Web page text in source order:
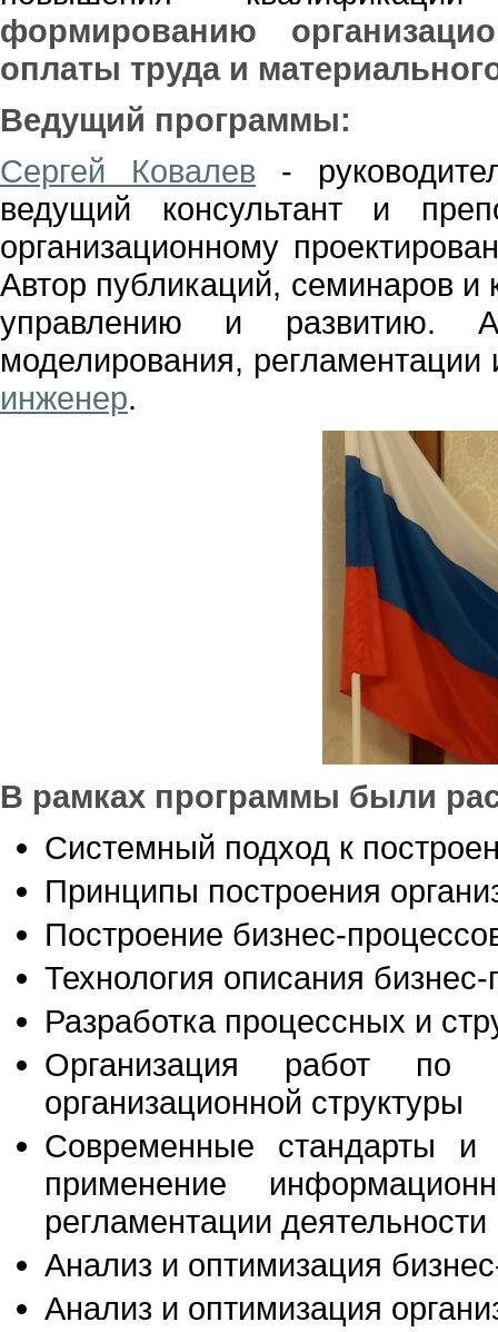
формированию
оплаты труда и
Ведущий программы:
Сергей Ковалев -
ведущий консультант и
организационному
Автор публикаций, семинаров и
управлению и развитию.
моделирования,
инженер.
В рамках программы были
Системный подход к
Принципы построения
Построение бизнес-
Технология описания
Разработка процессных и
Организация работ по
организационной структуры
Современные стандарты и
применение
регламентации деятельности
Анализ и оптимизация
Анализ и оптимизация